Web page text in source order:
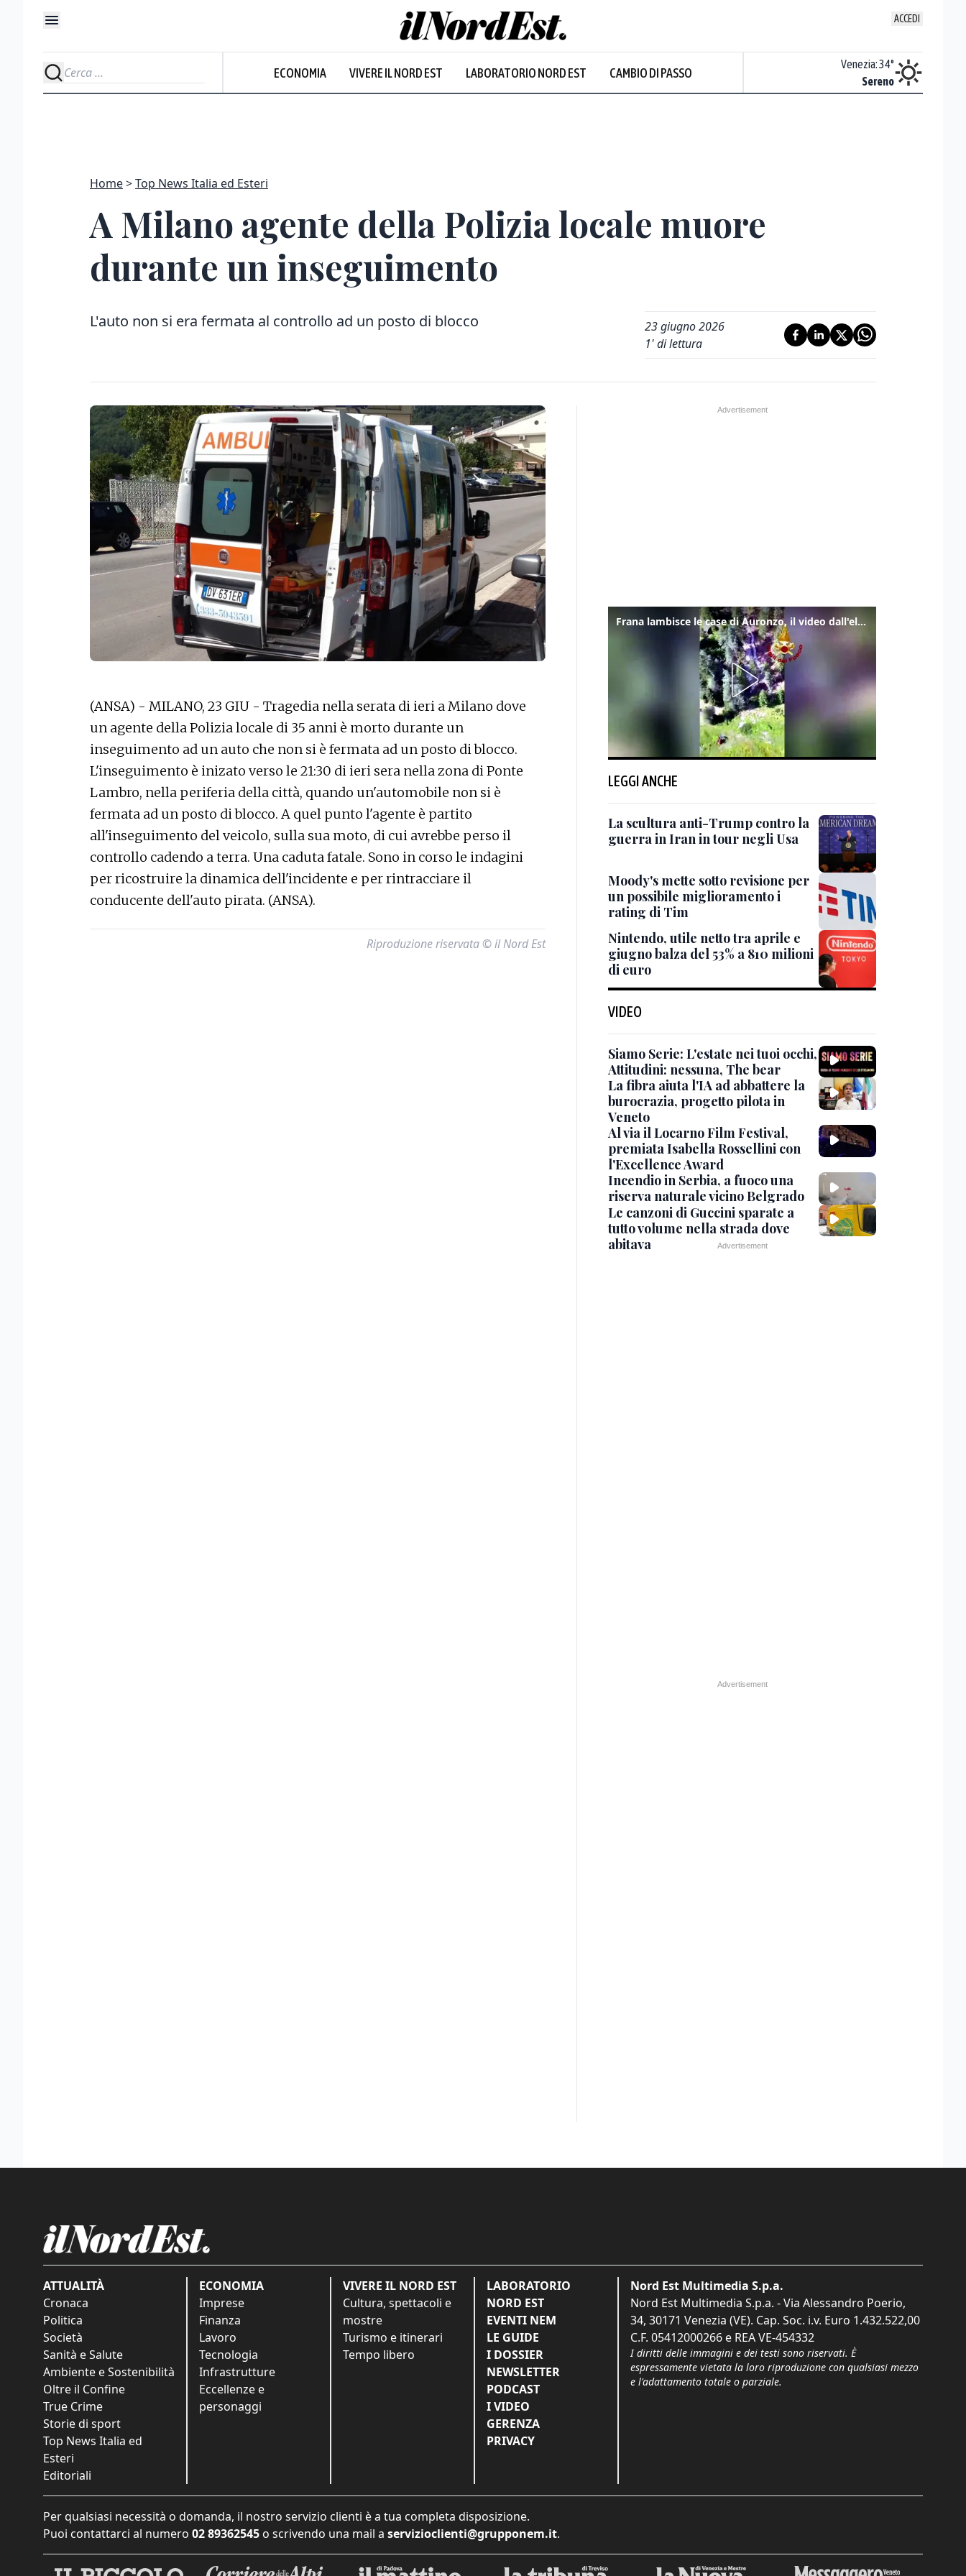
ACCEDI
ECONOMIA VIVERE IL NORD EST LABORATORIO NORD EST CAMBIO DI PASSO
Nuvoloso
Venezia:34°
Sereno
Home Top News Italia ed Esteri
A Milano agente della Polizia locale muore
durante un inseguimento
L'auto non si era fermata al controllo ad un posto di blocco
23 giugno 2026
1' di lettura
(ANSA) - MILANO, 23 GIU - Tragedia nella serata di ieri a Milano dove
un agente della Polizia locale di 35 anni è morto durante un
inseguimento ad un auto che non si è fermata ad un posto di blocco.
L'inseguimento è inizato verso le 21:30 di ieri sera nella zona di Ponte
Lambro, nella periferia della città, quando un'automobile non si è
fermata ad un posto di blocco. A quel punto l'agente è partito
all'inseguimento del veicolo, sulla sua moto, di cui avrebbe perso il
controllo cadendo a terra. Una caduta fatale. Sono in corso le indagini
per ricostruire la dinamica dell'incidente e per rintracciare il
conducente dell'auto pirata. (ANSA).
Riproduzione riservata © il Nord Est
Frana lambisce le case di Auronzo, il video dall'elicottero dei vigili del fuoco
LEGGI ANCHE
La scultura anti-Trump contro la
guerra in Iran in tour negli Usa
Moody's mette sotto revisione per
un possibile miglioramento i
rating di Tim
Nintendo, utile netto tra aprile e
giugno balza del 53% a 810 milioni
di euro
VIDEO
Siamo Serie: L'estate nei tuoi occhi,
Attitudini: nessuna, The bear
La fibra aiuta l'IA ad abbattere la
burocrazia, progetto pilota in
Veneto
Al via il Locarno Film Festival,
premiata Isabella Rossellini con
l'Excellence Award
Incendio in Serbia, a fuoco una
riserva naturale vicino Belgrado
Le canzoni di Guccini sparate a
tutto volume nella strada dove
abitava
ATTUALITÀ
Cronaca
Politica
Società
Sanità e Salute
Ambiente e Sostenibilità
Oltre il Confine
True Crime
Storie di sport
Top News Italia ed
Esteri
Editoriali
ECONOMIA
Imprese
Finanza
Lavoro
Tecnologia
Infrastrutture
Eccellenze e
personaggi
VIVERE IL NORD EST
Cultura, spettacoli e
mostre
Turismo e itinerari
Tempo libero
LABORATORIO
NORD EST
EVENTI NEM
LE GUIDE
I DOSSIER
NEWSLETTER
PODCAST
I VIDEO
GERENZA
PRIVACY
Nord Est Multimedia S.p.a.
Nord Est Multimedia S.p.a. - Via Alessandro Poerio,
34, 30171 Venezia (VE). Cap. Soc. i.v. Euro 1.432.522,00
C.F. 05412000266 e REA VE-454332
I diritti delle immagini e dei testi sono riservati. È
espressamente vietata la loro riproduzione con qualsiasi mezzo
e l'adattamento totale o parziale.
Per qualsiasi necessità o domanda, il nostro servizio clienti è a tua completa disposizione.
Puoi contattarci al numero 02 89362545 o scrivendo una mail a servizioclienti@grupponem.it.